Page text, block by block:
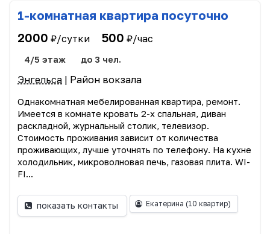
1-комнатная квартира посуточно
2000 ₽/сутки 500 ₽/час
4/5 этаж до 3 чел.
Энгельса | Район вокзала
Однакомнатная мебелированная квартира, ремонт.
Имеется в комнате кровать 2-х спальная, диван
раскладной, журнальный столик, телевизор.
Стоимость проживания зависит от количества
проживающих, лучше уточнять по телефону. На кухне
холодильник, микроволновая печь, газовая плита. WI-
FI...
показать контакты Екатерина (10 квартир)